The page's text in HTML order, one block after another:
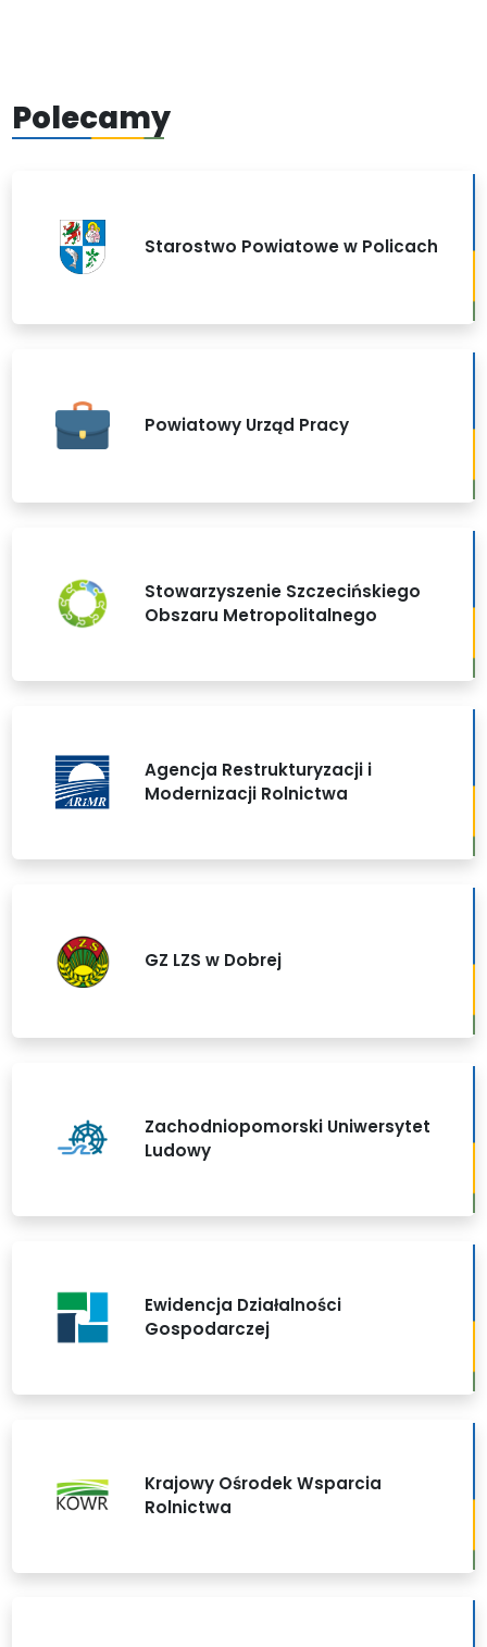
Polecamy
Starostwo Powiatowe w Policach
Powiatowy Urząd Pracy
Stowarzyszenie Szczecińskiego
Obszaru Metropolitalnego
Agencja Restrukturyzacji i
Modernizacji Rolnictwa
GZ LZS w Dobrej
Zachodniopomorski Uniwersytet
Ludowy
Ewidencja Działalności
Gospodarczej
Krajowy Ośrodek Wsparcia
Rolnictwa